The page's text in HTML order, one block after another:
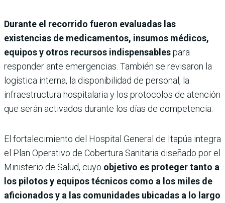
Durante el recorrido fueron evaluadas las
existencias de medicamentos, insumos médicos,
equipos y otros recursos indispensablespara
responder ante emergencias. También se revisaron la
logística interna, la disponibilidad de personal, la
infraestructura hospitalaria y los protocolos de atención
que serán activados durante los días de competencia.
El fortalecimiento del Hospital General de Itapúa integra
el Plan Operativo de Cobertura Sanitaria diseñado por el
Ministerio de Salud, cuyo objetivo es proteger tanto a
los pilotos y equipos técnicos como a los miles de
aficionados y a las comunidades ubicadas a lo largo